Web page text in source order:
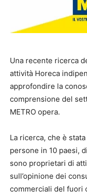
Una recente ricerca
attività Horeca
approfondire la
comprensione del
METRO opera.
La ricerca, che è
persone in 10 paesi,
sono proprietari di
sull’opinione dei
commerciali del fuori